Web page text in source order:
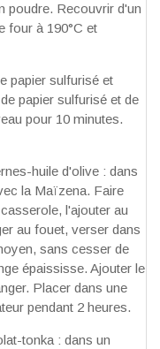
poudre. Recouvrir d'un
four à 190°C et
papier sulfurisé et
papier sulfurisé et de
pour 10 minutes.
huile d'olive : dans
la Maïzena. Faire
l'ajouter au
au fouet, verser dans
sans cesser de
épaississe. Ajouter le
Placer dans une
pendant 2 heures.
tonka : dans un